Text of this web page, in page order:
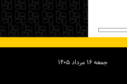
جمعه ۱۶ مرداد ۱۴۰۵